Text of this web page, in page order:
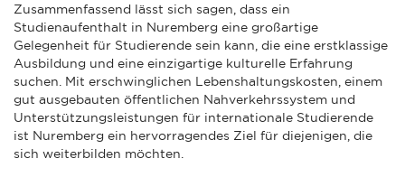
Zusammenfassend lässt sich sagen, dass ein
Studienaufenthalt in Nuremberg eine großartige
Gelegenheit für Studierende sein kann, die eine erstklassige
Ausbildung und eine einzigartige kulturelle Erfahrung
suchen. Mit erschwinglichen Lebenshaltungskosten, einem
gut ausgebauten öffentlichen Nahverkehrssystem und
Unterstützungsleistungen für internationale Studierende
ist Nuremberg ein hervorragendes Ziel für diejenigen, die
sich weiterbilden möchten.